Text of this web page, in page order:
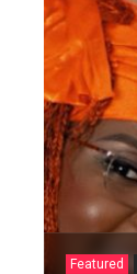
Featured